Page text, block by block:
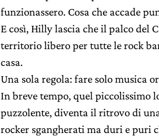
funzionassero. Cosa che accade
E così, Hilly lascia che il palco del
territorio libero per tutte le rock
casa.
Una sola regola: fare solo musica
In breve tempo, quel piccolissimo
puzzolente, diventa il ritrovo di
rocker sgangherati ma duri e puri